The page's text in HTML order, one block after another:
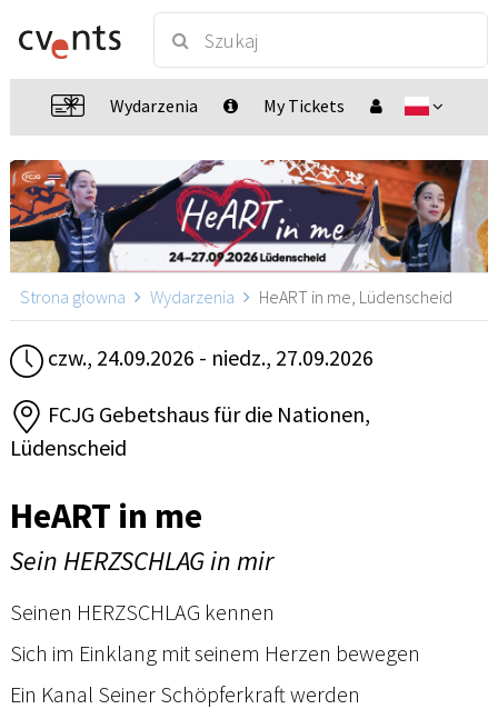
Wydarzenia My Tickets
Strona głowna Wydarzenia HeART in me, Lüdenscheid
czw., 24.09.2026 - niedz., 27.09.2026
FCJG Gebetshaus für die Nationen,
Lüdenscheid
HeART in me
Sein HERZSCHLAG in mir
Seinen HERZSCHLAG kennen
Sich im Einklang mit seinem Herzen bewegen
Ein Kanal Seiner Schöpferkraft werden